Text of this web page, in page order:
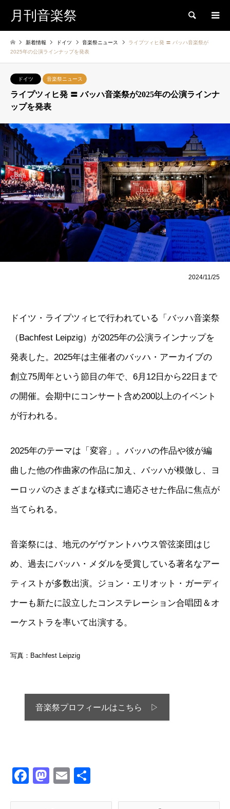
月刊音楽祭 検索
新着情報 ドイツ 音楽祭ニュース
ライプツィヒ発 〓 バッハ音楽祭が
2025年の公演ラインナップを発表
ドイツ 音楽祭ニュース
ライプツィヒ発 〓 バッハ音楽祭が2025年の公演ラインナ
ップを発表
2024/11/25
ドイツ・ライプツィヒで行われている「バッハ音楽祭
（Bachfest Leipzig）が2025年の公演ラインナップを
発表した。2025年は主催者のバッハ・アーカイブの
創立75周年という節目の年で、6月12日から22日まで
の開催。会期中にコンサート含め200以上のイベント
が行われる。
2025年のテーマは「変容」。バッハの作品や彼が編
曲した他の作曲家の作品に加え、バッハが模倣し、ヨ
ーロッパのさまざまな様式に適応させた作品に焦点が
当てられる。
音楽祭には、地元のゲヴァントハウス管弦楽団はじ
め、過去にバッハ・メダルを受賞している著名なアー
ティストが多数出演。ジョン・エリオット・ガーディ
ナーも新たに設立したコンステレーション合唱団＆オ
ーケストラを率いて出演する。
写真：Bachfest Leipzig
音楽祭プロフィールはこちら ▷
Facebook
Mastodon
Email